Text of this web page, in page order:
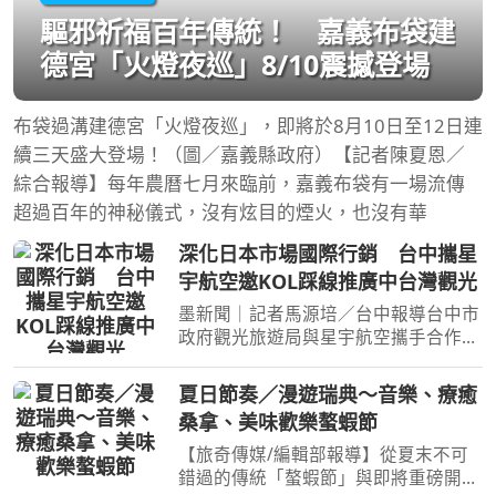
驅邪祈福百年傳統！ 嘉義布袋建
德宮「火燈夜巡」8/10震撼登場
布袋過溝建德宮「火燈夜巡」，即將於8月10日至12日連
續三天盛大登場！（圖／嘉義縣政府）【記者陳夏恩／
綜合報導】每年農曆七月來臨前，嘉義布袋有一場流傳
超過百年的神秘儀式，沒有炫目的煙火，也沒有華
深化日本市場國際行銷 台中攜星
宇航空邀KOL踩線推廣中台灣觀光
墨新聞｜記者馬源培／台中報導台中市
政府觀光旅遊局與星宇航空攜手合作辦
及中台灣地區進行觀光踩線，透過實地
體驗台中「山、海、屯、城」多元觀光
特色，結合KOL社群影響
夏日節奏／漫遊瑞典～音樂、療癒
桑拿、美味歡樂螯蝦節
【旅奇傳媒/編輯部報導】從夏末不可
錯過的傳統「螯蝦節」與即將重磅開幕